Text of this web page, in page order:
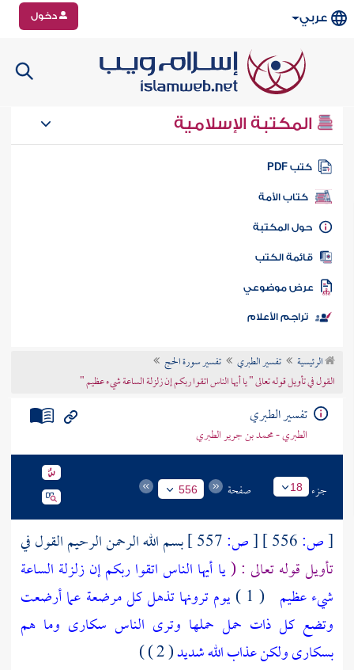
عربي دخول
المكتبة الإسلامية
كتب PDF
كتاب الأمة
المكتبة
الكتب
موضوعي
تراجم الأعلام
الرئيسية تفسير الطبري
تفسير سورة الحج
القول في تأويل قوله تعالى " يا أيها الناس اتقوا ربكم إن زلزلة الساعة شيء عظيم "
تفسير الطبري
الطبري - محمد بن جرير الطبري
جزء 18 صفحة 556
[ص: [ص:
بسم الله الرحمن الرحيم القول في
تأويل قوله تعالى : (يا أيها الناس اتقوا ربكم إن زلزلة الساعة
شيء عظيم ( 1 )
يوم ترونها تذهل كل مرضعة عما أرضعت
وتضع كل ذات حمل حملها وترى الناس سكارى وما هم
بسكارى ولكن عذاب الله شديد( 2 ) )